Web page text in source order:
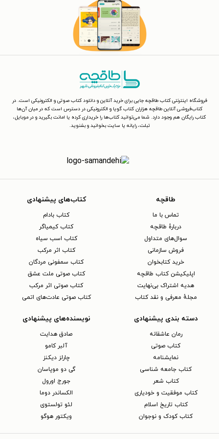
فروشگاه اینترنتی کتاب طاقچه جایی برای خرید آنلاین و دانلود کتاب صوتی و الکترونیکی است. در
کتاب‌فروشی آنلاین طاقچه هزاران کتاب گویا و الکترونیکی در دسترس است که در میان آن‌ها
کتاب رایگان هم وجود دارد. شما می‌توانید کتاب‌ها را خریداری کرده یا امانت بگیرید و در موبایل،
تبلت، رایانه یا سایت بخوانید و بشنوید.
طاقچه
تماس با ما
دربارهٔ طاقچه
سوال‌های متداول
فروش سازمانی
خرید کتابخوان
اپلیکیشن کتاب طاقچه
هدیه اشتراک بی‌نهایت
مجلهٔ معرفی و نقد کتاب
کتاب‌های پیشنهادی
کتاب بادام
کتاب کیمیاگر
کتاب اسب سیاه
کتاب اثر مرکب
کتاب سمفونی مردگان
کتاب صوتی ملت عشق
کتاب صوتی اثر مرکب
کتاب صوتی عادت‌های اتمی
دسته بندی پیشنهادی
رمان عاشقانه
کتاب‌ صوتی
نمایشنامه
کتاب جامعه شناسی
کتاب شعر
کتاب موفقیت و خودیاری
کتاب تاریخ اسلام
کتاب کودک و نوجوان
نویسنده‌های پیشنهادی
صادق هدایت
آلبر کامو
چارلز دیکنز
گی دو موپاسان
جورج اورول
الکساندر دوما
لئو تولستوی
ویکتور هوگو